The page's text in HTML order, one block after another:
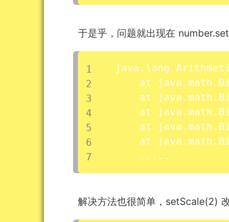
于是乎，问题就出现在
at
at
at
at
at
.. .. .
解决方法也很简单，setScale(2)